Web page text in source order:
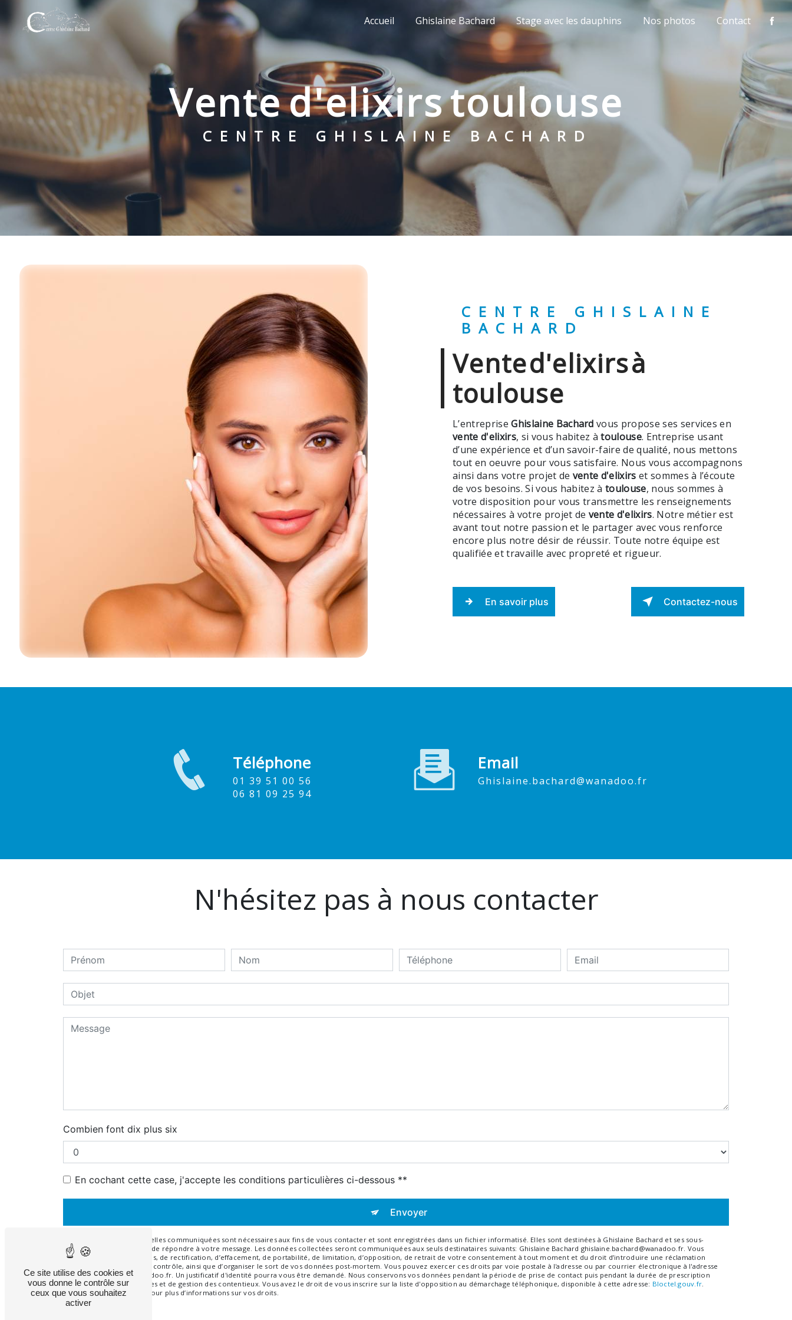
Accueil Ghislaine Bachard Stage avec les dauphins Nos photos Contact
vente d'elixirs toulouse
CENTRE GHISLAINE BACHARD
CENTRE GHISLAINE
BACHARD
vente d'elixirs à
toulouse
L’entrepriseGhislaine Bachard vous propose ses services en
vente d'elixirs, si vous habitez àtoulouse. Entreprise usant
d’une expérience et d’un savoir-faire de qualité, nous mettons
tout en oeuvre pour vous satisfaire. Nous vous accompagnons
ainsi dans votre projet de vente d'elixirs et sommes à l’écoute
de vos besoins. Si vous habitez àtoulouse, nous sommes à
votre disposition pour vous transmettre les renseignements
nécessaires à votre projet de vente d'elixirs. Notre métier est
avant tout notre passion et le partager avec vous renforce
encore plus notre désir de réussir. Toute notre équipe est
qualifiée et travaille avec propreté et rigueur.
En savoir plus Contactez-nous
Téléphone
01 39 51 00 56
06 81 09 25 94
Email
ghislaine.bachard@wanadoo.fr
N'hésitez pas à nous contacter
Combien font dix plus six
En cochant cette case, j'accepte les conditions particulières ci-dessous **
Envoyer
** Les données personnelles communiquées sont nécessaires aux fins de vous contacter et sont enregistrées dans un fichier informatisé. Elles sont destinées à Ghislaine Bachard et ses sous-
traitants dans le seul but de répondre à votre message. Les données collectées seront communiquées aux seuls destinataires suivants: Ghislaine Bachard ghislaine.bachard@wanadoo.fr. Vous
disposez de droits d’accès, de rectification, d’effacement, de portabilité, de limitation, d’opposition, de retrait de votre consentement à tout moment et du droit d’introduire une réclamation
auprès d’une autorité de contrôle, ainsi que d’organiser le sort de vos données post-mortem. Vous pouvez exercer ces droits par voie postale à l'adresse ou par courrier électronique à l'adresse
ghislaine.bachard@wanadoo.fr. Un justificatif d'identité pourra vous être demandé. Nous conservons vos données pendant la période de prise de contact puis pendant la durée de prescription
légale aux fins probatoires et de gestion des contentieux. Vous avez le droit de vous inscrire sur la liste d'opposition au démarchage téléphonique, disponible à cette adresse:
Bloctel.gouv.fr
Consultez le site cnil.fr pour plus d’informations sur vos droits.
Panneau de gestion des cookies
Ce site utilise des cookies et
vous donne le contrôle sur
ceux que vous souhaitez
activer